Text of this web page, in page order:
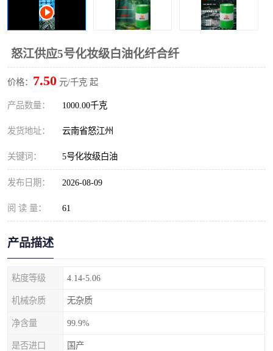
怒江供应5号化妆级白油化纤合纤
价格： 7.50 元/千克 起
产品数量： 1000.00千克
发货地址： 云南省怒江州
关键词： 5号化妆级白油
发布日期： 2026-08-09
阅 读 量： 61
产品描述
粘度等级 4.14-5.06
机械杂质 无杂质
净含量 99.9%
是否进口 国产